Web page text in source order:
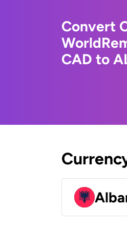
Convert
CAD to